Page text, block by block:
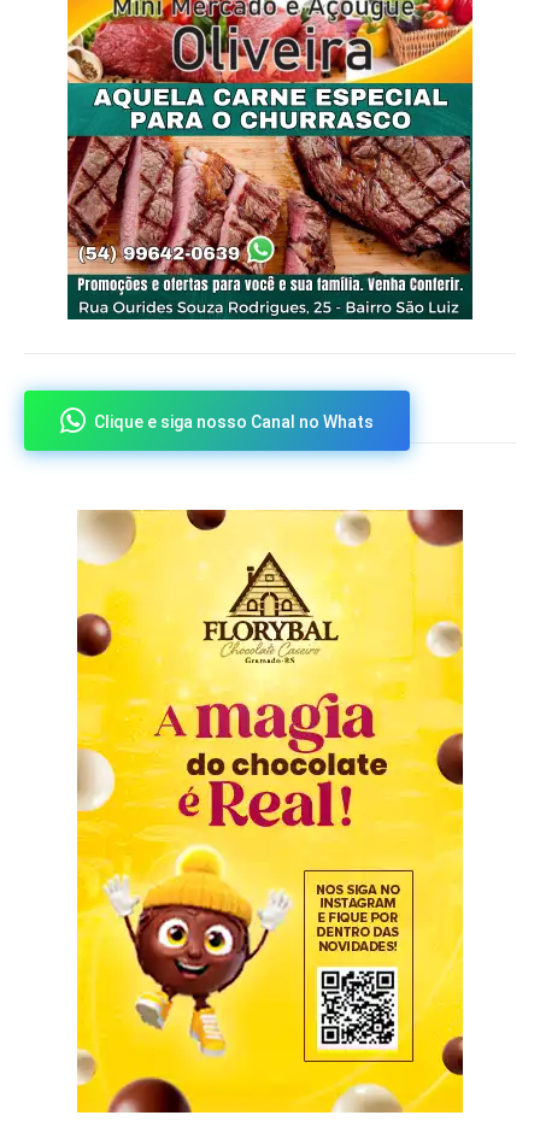
Clique e siga nosso Canal no Whats